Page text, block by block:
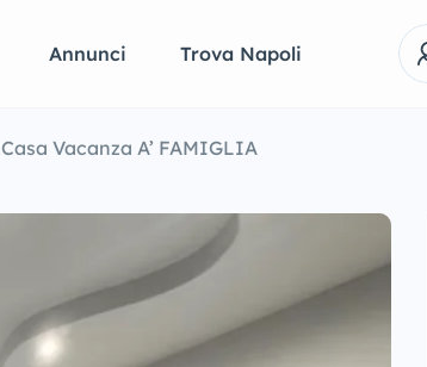
Annunci Trova Napoli
Casa Vacanza A’ FAMIGLIA